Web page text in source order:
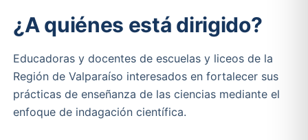
¿A quiénes está dirigido?
Educadoras y docentes de escuelas y liceos de la
Región de Valparaíso interesados en fortalecer sus
prácticas de enseñanza de las ciencias mediante el
enfoque de indagación científica.